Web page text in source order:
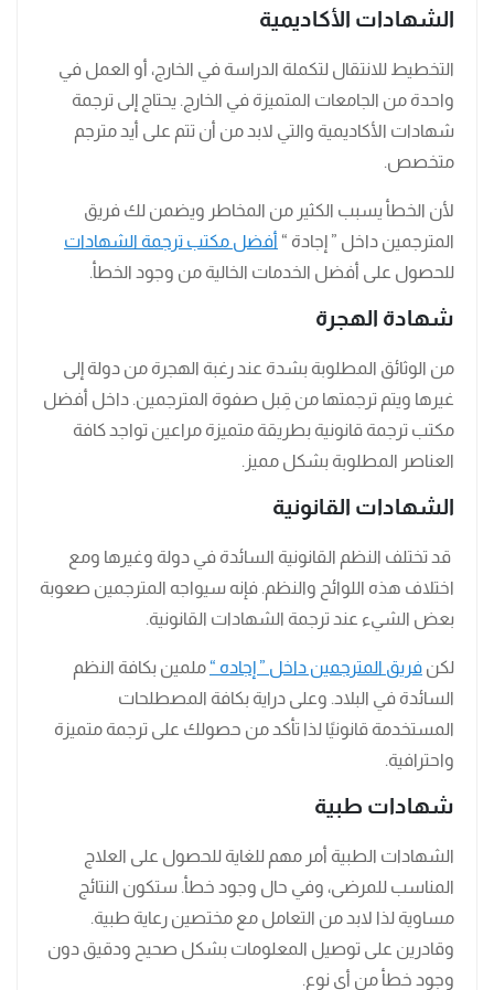
الشهادات الأكاديمية
التخطيط للانتقال لتكملة الدراسة في الخارج، أو العمل في
واحدة من الجامعات المتميزة في الخارج. يحتاج إلى ترجمة
شهادات الأكاديمية والتي لابد من أن تتم على أيد مترجم
متخصص.
لأن الخطأ يسبب الكثير من المخاطر ويضمن لك فريق
المترجمين داخل ” إجادة “ أفضل مكتب ترجمة الشهادات
للحصول على أفضل الخدمات الخالية من وجود الخطأ.
شهادة الهجرة
من الوثائق المطلوبة بشدة عند رغبة الهجرة من دولة إلى
غيرها ويتم ترجمتها من قِبل صفوة المترجمين. داخل أفضل
مكتب ترجمة قانونية بطريقة متميزة مراعين تواجد كافة
العناصر المطلوبة بشكل مميز.
الشهادات القانونية
قد تختلف النظم القانونية السائدة في دولة وغيرها ومع
اختلاف هذه اللوائح والنظم. فإنه سيواجه المترجمين صعوبة
بعض الشيء عند ترجمة الشهادات القانونية.
لكن فريق المترجمين داخل ” إجاده “ملمين بكافة النظم
السائدة في البلاد. وعلى دراية بكافة المصطلحات
المستخدمة قانونيًا لذا تأكد من حصولك على ترجمة متميزة
واحترافية.
شهادات طبية
الشهادات الطبية أمر مهم للغاية للحصول على العلاج
المناسب للمرضى، وفي حال وجود خطأ. ستكون النتائج
مساوية لذا لابد من التعامل مع مختصين رعاية طبية.
وقادرين على توصيل المعلومات بشكل صحيح ودقيق دون
وجود خطأ من أي نوع.